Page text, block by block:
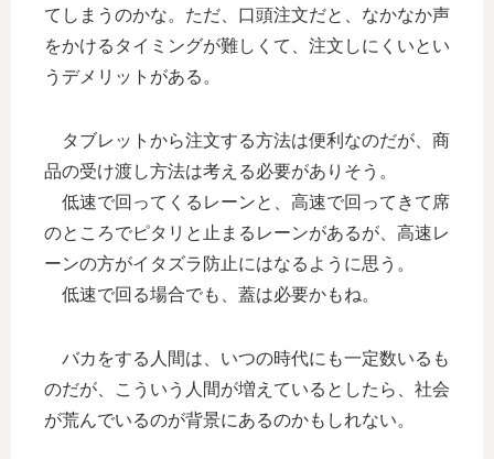
てしまうのかな。ただ、口頭注文だと、なかなか声
をかけるタイミングが難しくて、注文しにくいとい
うデメリットがある。
タブレットから注文する方法は便利なのだが、商
品の受け渡し方法は考える必要がありそう。
低速で回ってくるレーンと、高速で回ってきて席
のところでピタリと止まるレーンがあるが、高速レ
ーンの方がイタズラ防止にはなるように思う。
低速で回る場合でも、蓋は必要かもね。
バカをする人間は、いつの時代にも一定数いるも
のだが、こういう人間が増えているとしたら、社会
が荒んでいるのが背景にあるのかもしれない。